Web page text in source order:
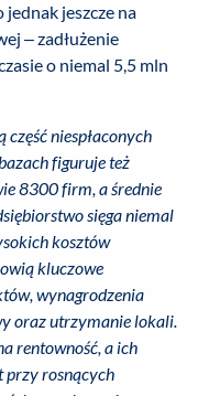
jednak jeszcze na
– zadłużenie
o niemal 5,5 mln
niespłaconych
figuruje też
8300 firm, a średnie
sięga niemal
kosztów
kluczowe
wynagrodzenia
oraz utrzymanie lokali.
rentowność, a ich
przy rosnących